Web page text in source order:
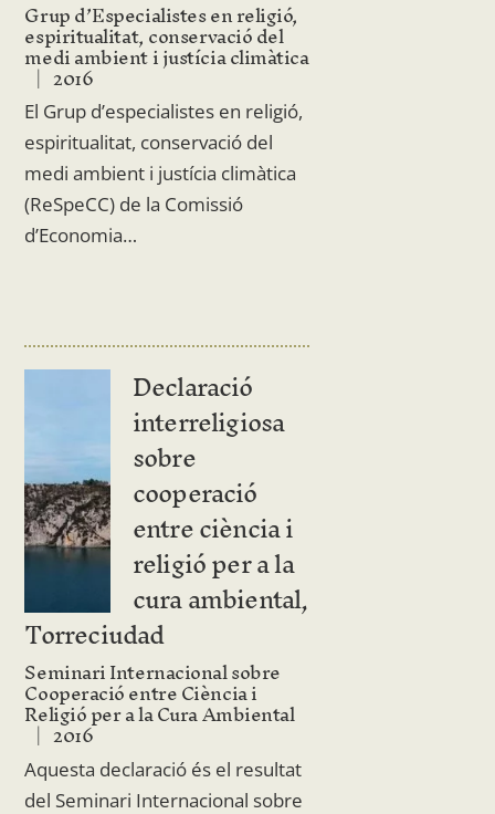
Grup d’Especialistes en religió,
espiritualitat, conservació del
medi ambient i justícia climàtica
2016
El Grup d’especialistes en religió,
espiritualitat, conservació del
medi ambient i justícia climàtica
(ReSpeCC) de la Comissió
d’Economia…
Declaració
interreligiosa
sobre
cooperació
entre ciència i
religió per a la
cura ambiental,
Torreciudad
Seminari Internacional sobre
Cooperació entre Ciència i
Religió per a la Cura Ambiental
2016
Aquesta declaració és el resultat
del Seminari Internacional sobre